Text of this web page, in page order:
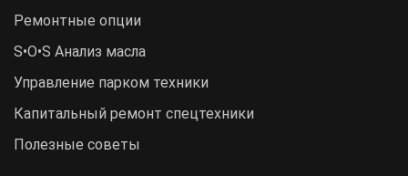
Ремонтные опции
S•O•S Анализ масла
Управление парком техники
Капитальный ремонт спецтехники
Полезные советы